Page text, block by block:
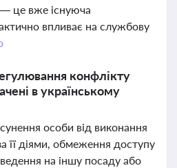
це вже існуюча
впливає на службову
конфлікту
в українському
особи від виконання
її діями, обмеження доступу
на іншу посаду або